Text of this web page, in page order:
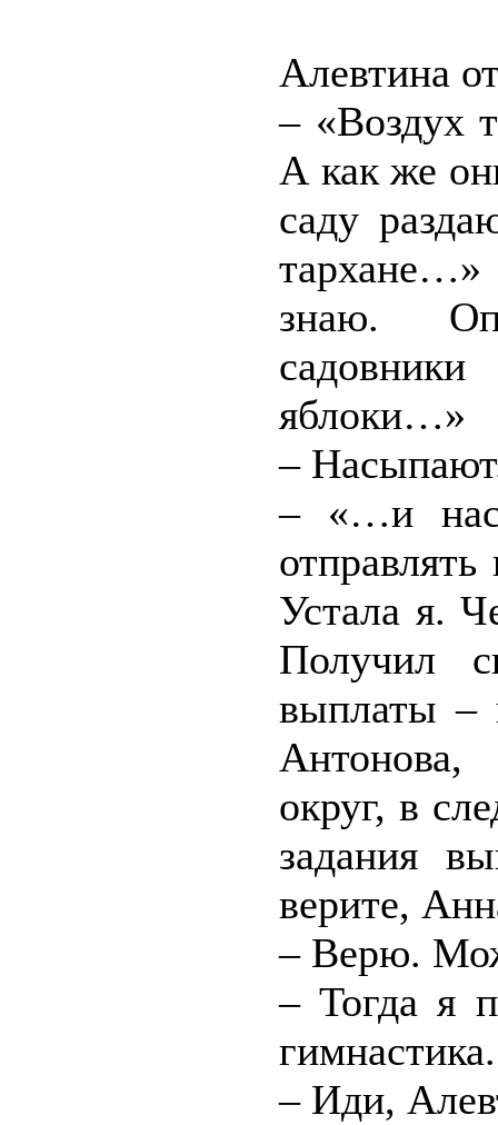
Алевтина
– «Воздух
А как же
саду
знаю.
яблоки…»
–
– «…и
Устала я.
Получил
выплаты –
округ, в
задания
верите,
– Верю.
– Тогда я
– Иди,